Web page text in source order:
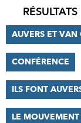
RÉSULTATS
RÉSULTATS
AUVERS ET VAN
CONFÉRENCE
ILS FONT
LE